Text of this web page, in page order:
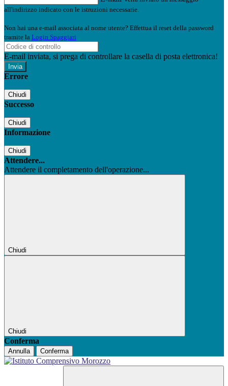
all'indirizzo indicato con le istruzioni necessarie.
Non hai una e-mail associata al nome utente? Effettua il reset della password
tramite la Login Spaggiari
E-mail inviata, si prega di controllare la casella di posta elettronica!
Errore
Chiudi
Successo
Chiudi
Informazione
Chiudi
Attendere...
Attendere il completamento dell'operazione...
Chiudi
Chiudi
Conferma
Annulla Conferma